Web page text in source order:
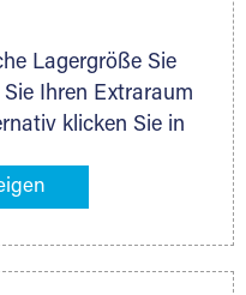
Lagergröße Sie
Ihren Extraraum
klicken Sie in
möchten –
Ihr Extraraum